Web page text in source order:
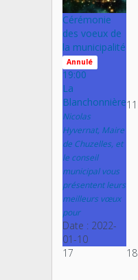
Cérémonie
des voeux de
la municipalité
Annulé
19:00
La
Blanchonnière
Nicolas
Hyvernat, Maire
de Chuzelles, et
le conseil
municipal vous
présentent leurs
meilleurs vœux
pour
Date : 2022-
01-10
11
17 18